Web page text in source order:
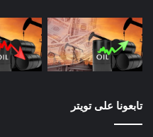
تابعونا على تويتر